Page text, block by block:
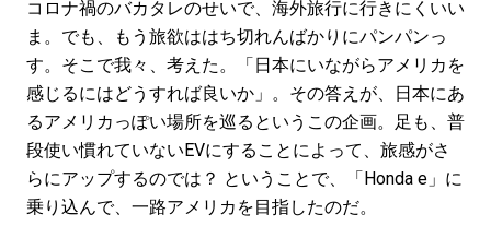
コロナ禍のバカタレのせいで、海外旅行に行きにくいい
ま。でも、もう旅欲ははち切れんばかりにパンパンっ
す。そこで我々、考えた。「日本にいながらアメリカを
感じるにはどうすれば良いか」。その答えが、日本にあ
るアメリカっぽい場所を巡るというこの企画。足も、普
段使い慣れていないEVにすることによって、旅感がさ
らにアップするのでは？ ということで、「Honda e」に
乗り込んで、一路アメリカを目指したのだ。